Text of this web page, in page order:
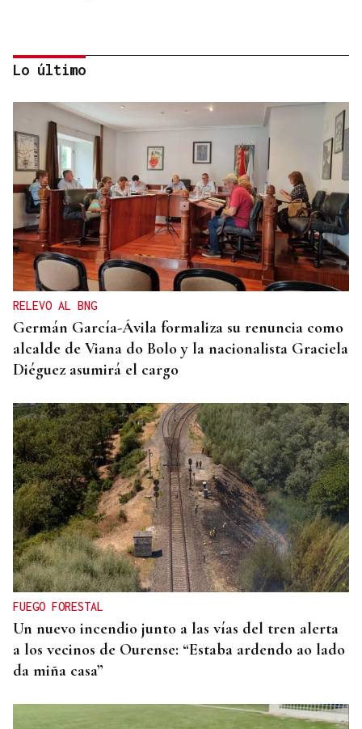
IMPULSO AL TEJIDO EMPRESARIAL
La Asociación Empresarial de Valdeorras (AEVA)
continuará apostando por la formación tras el
verano
Lo último
RELEVO AL BNG
Germán García-Ávila formaliza su renuncia como
alcalde de Viana do Bolo y la nacionalista Graciela
Diéguez asumirá el cargo
FUEGO FORESTAL
Un nuevo incendio junto a las vías del tren alerta
a los vecinos de Ourense: “Estaba ardendo ao lado
da miña casa”